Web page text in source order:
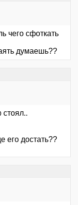
чего сфоткать
думаешь??
стоял..
его достать??